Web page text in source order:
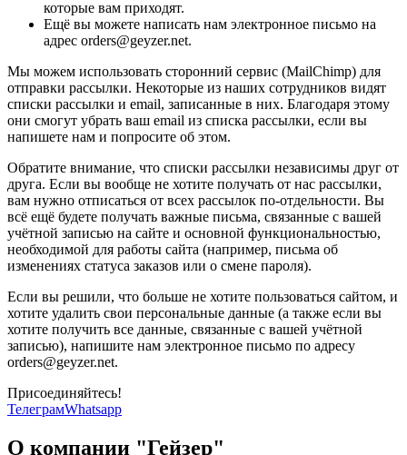
которые вам приходят.
Ещё вы можете написать нам электронное письмо на
адрес orders@geyzer.net.
Мы можем использовать сторонний сервис (MailChimp) для
отправки рассылки. Некоторые из наших сотрудников видят
списки рассылки и email, записанные в них. Благодаря этому
они смогут убрать ваш email из списка рассылки, если вы
напишете нам и попросите об этом.
Обратите внимание, что списки рассылки независимы друг от
друга. Если вы вообще не хотите получать от нас рассылки,
вам нужно отписаться от всех рассылок по-отдельности. Вы
всё ещё будете получать важные письма, связанные с вашей
учётной записью на сайте и основной функциональностью,
необходимой для работы сайта (например, письма об
изменениях статуса заказов или о смене пароля).
Если вы решили, что больше не хотите пользоваться сайтом, и
хотите удалить свои персональные данные (а также если вы
хотите получить все данные, связанные с вашей учётной
записью), напишите нам электронное письмо по адресу
orders@geyzer.net.
Присоединяйтесь!
ТелеграмWhatsapp
О компании "Гейзер"